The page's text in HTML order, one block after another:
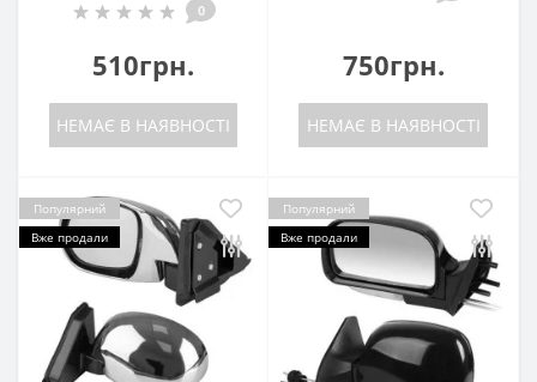
0
510грн.
НЕМАЄ В НАЯВНОСТІ
750грн.
НЕМАЄ В НАЯВНОСТІ
Популярний
Вже продали
Популярний
Вже продали